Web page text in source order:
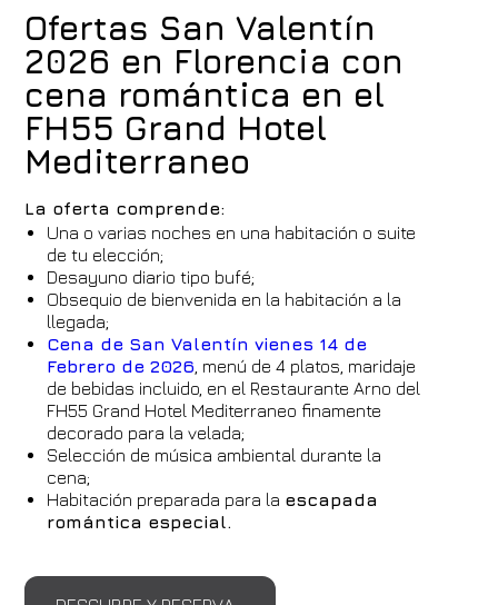
Ofertas San Valentín
2026 en Florencia con
cena romántica en el
FH55 Grand Hotel
Mediterraneo
La oferta comprende:
Una o varias noches en una habitación o suite
de tu elección;
Desayuno diario tipo bufé;
Obsequio de bienvenida en la habitación a la
llegada;
Cena de San Valentín vienes 14 de
Febrero de 2026 , menú de 4 platos, maridaje
de bebidas incluido, en el Restaurante Arno del
FH55 Grand Hotel Mediterraneo finamente
decorado para la velada;
Selección de música ambiental durante la
cena;
Habitación preparada para la escapada
romántica especial.